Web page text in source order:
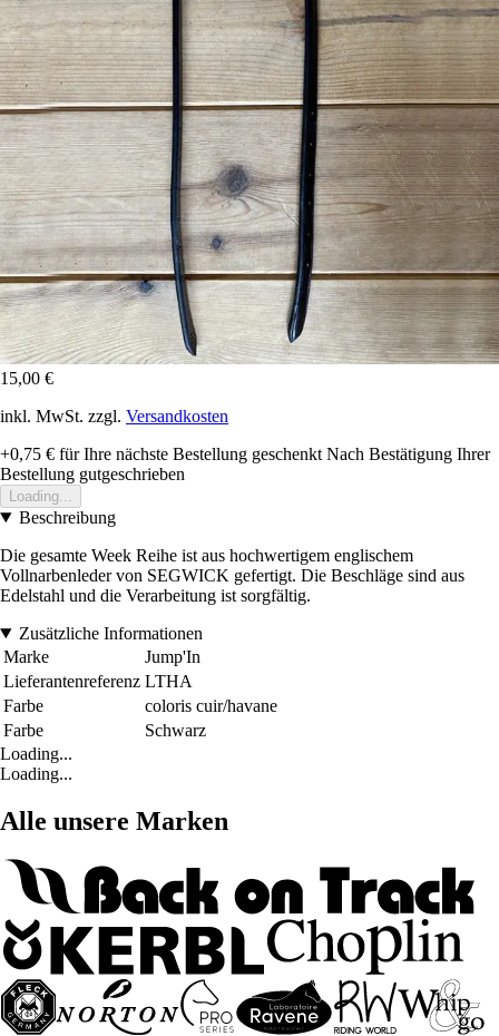
15,00 €
inkl. MwSt. zzgl. Versandkosten
+0,75 € für Ihre nächste Bestellung geschenkt Nach Bestätigung Ihrer
Bestellung gutgeschrieben
Loading...
Beschreibung
Die gesamte Week Reihe ist aus hochwertigem englischem
Vollnarbenleder von SEGWICK gefertigt. Die Beschläge sind aus
Edelstahl und die Verarbeitung ist sorgfältig.
Zusätzliche Informationen
Marke
Jump'In
Lieferantenreferenz LTHA
Farbe
coloris cuir/havane
Farbe
Schwarz
Loading...
Loading...
Alle unsere Marken